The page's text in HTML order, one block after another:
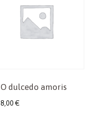
O dulcedo amoris
8,00 €